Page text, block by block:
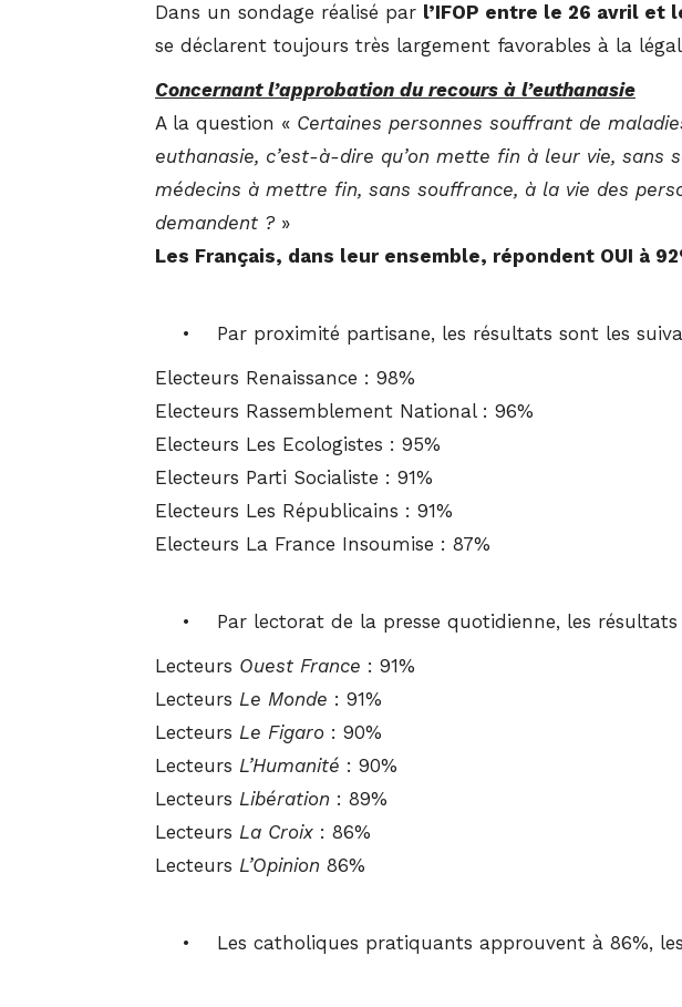
Dans un sondage réalisé par l’IFOP entre le 26 avril et
se déclarent toujours très largement favorables à la
Concernant l’approbation du recours à l’euthanasie
A la question « Certaines personnes souffrant de
euthanasie, c’est-à-dire qu’on mette fin à leur vie,
médecins à mettre fin, sans souffrance, à la vie des
demandent ? »
Les Français, dans leur ensemble, répondent OUI à
• Par proximité partisane, les résultats sont les
Electeurs Renaissance : 98%
Electeurs Rassemblement National : 96%
Electeurs Les Ecologistes : 95%
Electeurs Parti Socialiste : 91%
Electeurs Les Républicains : 91%
Electeurs La France Insoumise : 87%
• Par lectorat de la presse quotidienne, les résultats
Lecteurs Ouest France : 91%
Lecteurs Le Monde : 91%
Lecteurs Le Figaro : 90%
Lecteurs L’Humanité : 90%
Lecteurs Libération : 89%
Lecteurs La Croix : 86%
Lecteurs L’Opinion 86%
• Les catholiques pratiquants approuvent à 86%,